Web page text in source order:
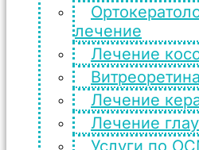
лечение
Лечение
Лечение
Лечение
Услуги по